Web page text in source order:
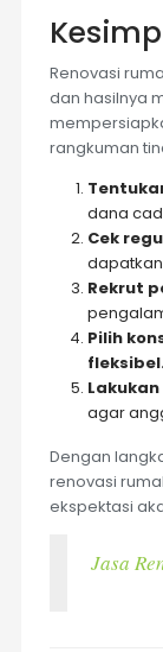
Renovasi
dan hasilnya
rangkuman
dana
Cek
Rekrut
Pilih
agar
Dengan
renovasi
ekspektasi
Jasa